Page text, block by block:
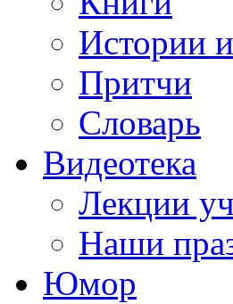
Истории
Притчи
Словарь
Видеотека
Лекции
Наши
Юмор